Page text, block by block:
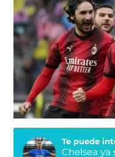
Te puede
Chelsea ya